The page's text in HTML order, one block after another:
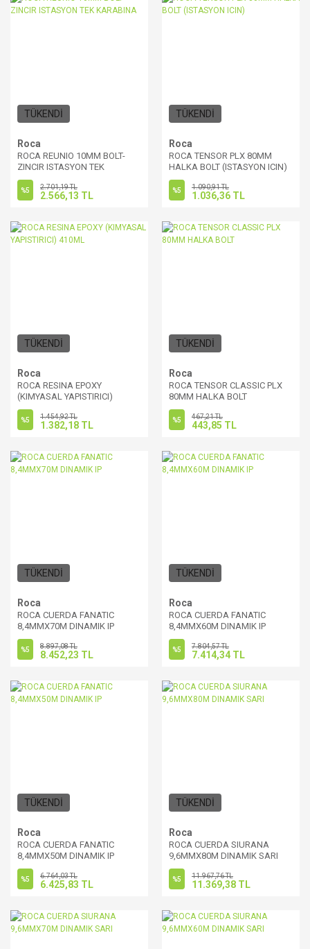
TÜKENDİ
Roca
ROCA REUNIO 10MM BOLT-
ZINCIR ISTASYON TEK
KARABINA
%5 2.701,19 TL
2.566,13 TL
TÜKENDİ
Roca
ROCA TENSOR PLX 80MM
HALKA BOLT (ISTASYON ICIN)
%5 1.090,91 TL
1.036,36 TL
TÜKENDİ
Roca
ROCA RESINA EPOXY
(KIMYASAL YAPISTIRICI)
410ML
%5 1.454,92 TL
1.382,18 TL
TÜKENDİ
Roca
ROCA TENSOR CLASSIC PLX
80MM HALKA BOLT
%5 467,21 TL
443,85 TL
TÜKENDİ
Roca
ROCA CUERDA FANATIC
8,4MMX70M DINAMIK IP
%5 8.897,08 TL
8.452,23 TL
TÜKENDİ
Roca
ROCA CUERDA FANATIC
8,4MMX60M DINAMIK IP
%5 7.804,57 TL
7.414,34 TL
TÜKENDİ
Roca
ROCA CUERDA FANATIC
8,4MMX50M DINAMIK IP
%5 6.764,03 TL
6.425,83 TL
TÜKENDİ
Roca
ROCA CUERDA SIURANA
9,6MMX80M DINAMIK SARI
%5 11.967,76 TL
11.369,38 TL